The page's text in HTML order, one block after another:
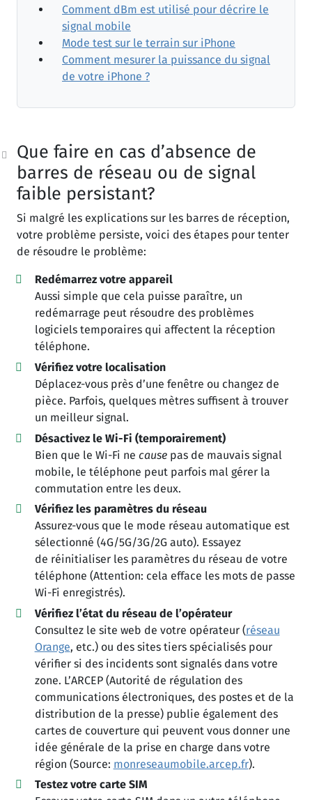
Comment dBm est utilisé pour décrire le
signal mobile
Mode test sur le terrain sur iPhone
Comment mesurer la puissance du signal
de votre iPhone ?
Que faire en cas d’absence de
barres de réseau ou de signal
faible persistant?
Si malgré les explications sur les barres de réception,
votre problème persiste, voici des étapes pour tenter
de résoudre le problème:
Redémarrez votre appareil
Aussi simple que cela puisse paraître, un
redémarrage peut résoudre des problèmes
logiciels temporaires qui affectent la réception
téléphone.
Vérifiez votre localisation
Déplacez-vous près d’une fenêtre ou changez de
pièce. Parfois, quelques mètres suffisent à trouver
un meilleur signal.
Désactivez le Wi-Fi (temporairement)
Bien que le Wi-Fi ne causepas de mauvais signal
mobile, le téléphone peut parfois mal gérer la
commutation entre les deux.
Vérifiez les paramètres du réseau
Assurez-vous que le mode réseau automatique est
sélectionné (4G/5G/3G/2G auto). Essayez
de réinitialiser les paramètres du réseau de votre
téléphone (Attention: cela efface les mots de passe
Wi-Fi enregistrés).
Vérifiez l’état du réseau de l’opérateur
Consultez le site web de votre opérateur (réseau
Orange, etc.) ou des sites tiers spécialisés pour
vérifier si des incidents sont signalés dans votre
zone. L’ARCEP (Autorité de régulation des
communications électroniques, des postes et de la
distribution de la presse) publie également des
cartes de couverture qui peuvent vous donner une
idée générale de la prise en charge dans votre
région (Source: monreseaumobile.arcep.fr).
Testez votre carte SIM